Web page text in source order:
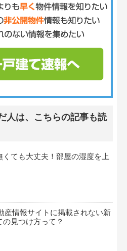
人は、こちらの記事も読
くても大丈夫！部屋の湿度を上
産情報サイトに掲載されない新
見つけ方って？